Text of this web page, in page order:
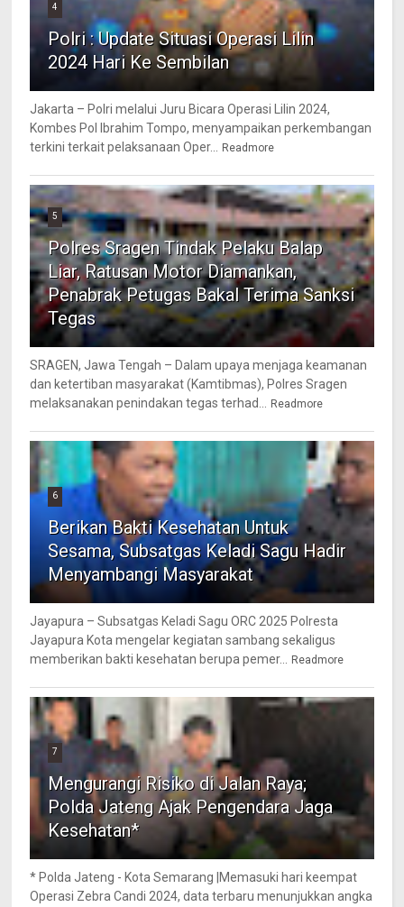
4
Polri : Update Situasi Operasi Lilin
2024 Hari Ke Sembilan
Jakarta – Polri melalui Juru Bicara Operasi Lilin 2024,
Kombes Pol Ibrahim Tompo, menyampaikan perkembangan
terkini terkait pelaksanaan Oper...
Readmore
5
Polres Sragen Tindak Pelaku Balap
Liar, Ratusan Motor Diamankan,
Penabrak Petugas Bakal Terima Sanksi
Tegas
SRAGEN, Jawa Tengah – Dalam upaya menjaga keamanan
dan ketertiban masyarakat (Kamtibmas), Polres Sragen
melaksanakan penindakan tegas terhad...
Readmore
6
Berikan Bakti Kesehatan Untuk
Sesama, Subsatgas Keladi Sagu Hadir
Menyambangi Masyarakat
Jayapura – Subsatgas Keladi Sagu ORC 2025 Polresta
Jayapura Kota mengelar kegiatan sambang sekaligus
memberikan bakti kesehatan berupa pemer...
Readmore
7
Mengurangi Risiko di Jalan Raya;
Polda Jateng Ajak Pengendara Jaga
Kesehatan*
* Polda Jateng - Kota Semarang |Memasuki hari keempat
Operasi Zebra Candi 2024, data terbaru menunjukkan angka